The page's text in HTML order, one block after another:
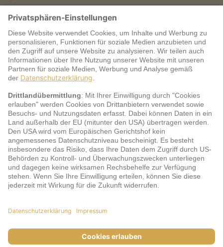
Warum jö?
Service
jö Bonus Club Partner
Zahlungsarten & Sicherheit
AGB